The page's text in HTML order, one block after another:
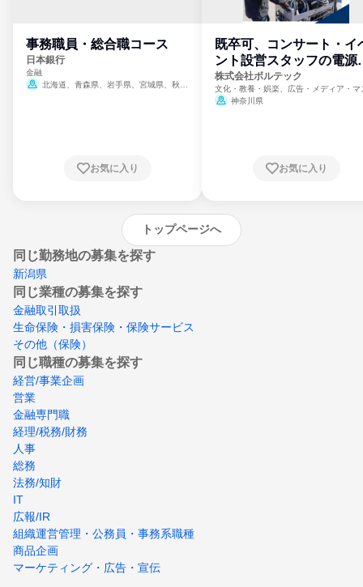
事務職員・総合職コース
日本銀行
金融
北海道、青森県、岩手県、宮城県、秋田
崎県、熊本県、大分県、宮崎県、鹿児島県、
お気に入り
既卒可、コンサート・イ
ント設営スタッフの電源
門
株式会社ボルテック
文化・教養・娯楽、広告・メディア・マ
ミ、電力・ガス・水道・エネルギー
神奈川県
お気に入り
トップページへ
同じ勤務地の募集を探す
新潟県
同じ業種の募集を探す
金融取引取扱
生命保険・損害保険・保険サービス
その他（保険）
同じ職種の募集を探す
経営/事業企画
営業
金融専門職
経理/税務/財務
人事
総務
法務/知財
IT
広報/IR
組織運営管理・公務員・事務系職種
商品企画
マーケティング・広告・宣伝